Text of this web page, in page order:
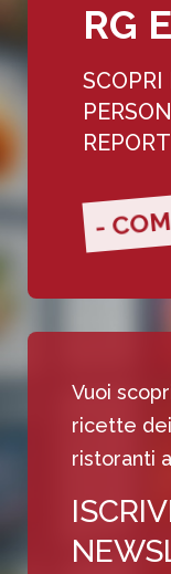
RG
SCOPRI
-
Vuoi
ricette
ristoranti